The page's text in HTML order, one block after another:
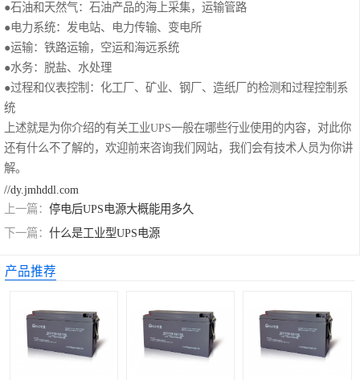
●石油和天然气：石油产品的海上采集，运输管路
●电力系统：发电站、电力传输、变电所
●运输：铁路运输，空运和海远系统
●水务：脱盐、水处理
●过程和仪表控制：化工厂、矿业、钢厂、造纸厂的检测和过程控制系
统
上述就是为你介绍的有关工业UPS一般在哪些行业使用的内容，对此你
还有什么不了解的，欢迎前来咨询我们网站，我们会有技术人员为你讲
解。
//dy.jmhddl.com
上一篇： 停电后UPS电源大概能用多久
下一篇： 什么是工业型UPS电源
产品推荐
施耐德UPS电源
科华UPS电源
松下蓄电池
德国阳光蓄电池
台达UPS电源
UPS电源蓄电池
池